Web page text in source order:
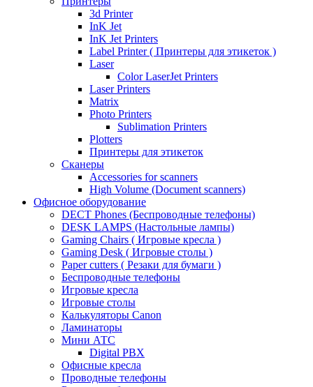
3d Printer
InK Jet
InK Jet Printers
Label Printer ( Принтеры для этикеток )
Laser
Color LaserJet Printers
Laser Printers
Matrix
Photo Printers
Sublimation Printers
Plotters
Принтеры для этикеток
Сканеры
Accessories for scanners
High Volume (Document scanners)
Офисное оборудование
DECT Phones (Беспроводные телефоны)
DESK LAMPS (Настольные лампы)
Gaming Chairs ( Игровые кресла )
Gaming Desk ( Игровые столы )
Paper cutters ( Резаки для бумаги )
Беспроводные телефоны
Игровые кресла
Игровые столы
Калькуляторы Canon
Ламинаторы
Мини АТС
Digital PBX
Офисные кресла
Проводные телефоны